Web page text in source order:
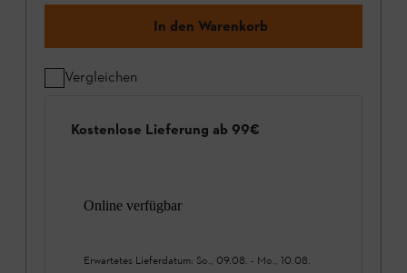
In den Warenkorb
Vergleichen
Kostenlose Lieferung ab 99€
Online verfügbar
Erwartetes Lieferdatum: So., 09.08. - Mo., 10.08.